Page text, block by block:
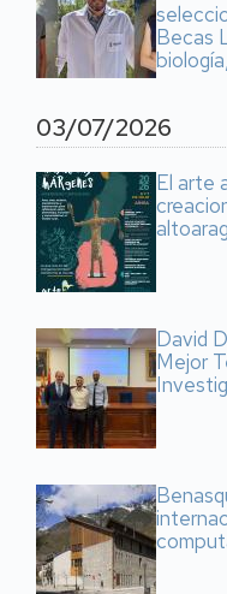
Becas
03/07/2026
El arte
David
Mejor